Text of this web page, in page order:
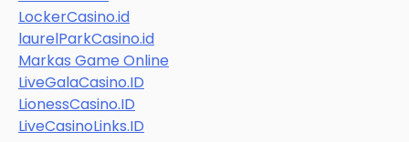
LockerCasino.id
laurelParkCasino.id
Markas Game Online
LiveGalaCasino.ID
LionessCasino.ID
LiveCasinoLinks.ID